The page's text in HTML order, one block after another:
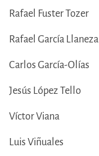
Rafael Fuster Tozer
Rafael García Llaneza
Carlos García-Olías
Jesús López Tello
Víctor Viana
Luis Viñuales